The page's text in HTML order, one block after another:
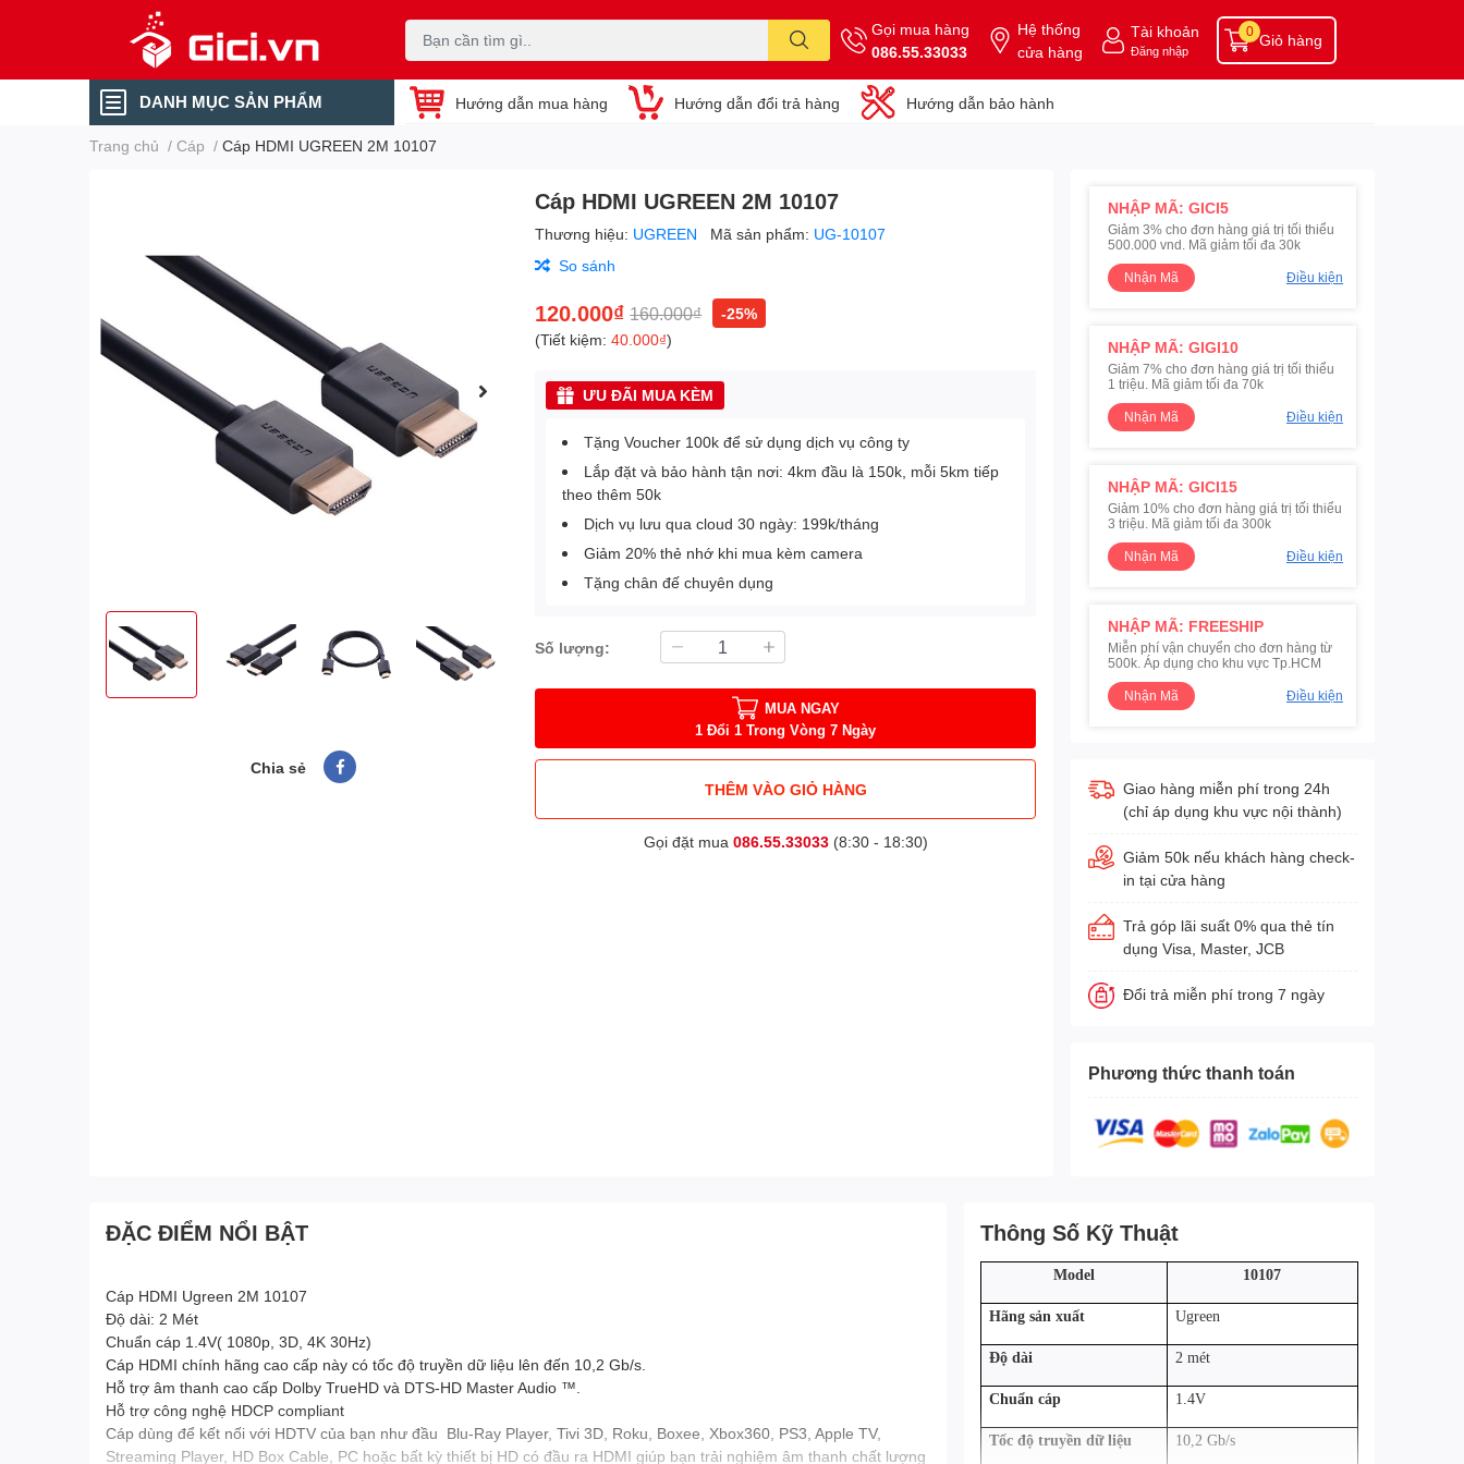
Gọi mua hàng
086.55.33033
Hệ thống
cửa hàng
Tài khoản
Đăng nhập
Giỏ hàng
0
DANH MỤC SẢN PHẨM Hướng dẫn mua hàng Hướng dẫn đổi trả hàng Hướng dẫn bảo hành
Trang chủ / Cáp / Cáp HDMI UGREEN 2M 10107
Chia sẻ
Cáp HDMI UGREEN 2M 10107
Thương hiệu: UGREEN Mã sản phẩm: UG-10107
So sánh
120.000₫ 160.000₫
-25%
(Tiết kiệm:40.000₫)
ƯU ĐÃI MUA KÈM
Tặng Voucher 100k để sử dụng dịch vụ công ty
Lắp đặt và bảo hành tận nơi: 4km đầu là 150k, mỗi 5km tiếp
theo thêm 50k
Dịch vụ lưu qua cloud 30 ngày: 199k/tháng
Giảm 20% thẻ nhớ khi mua kèm camera
Tặng chân đế chuyên dụng
Số lượng:
MUA NGAY
1 Đổi 1 Trong Vòng 7 Ngày
THÊM VÀO GIỎ HÀNG
Gọi đặt mua 086.55.33033(8:30 - 18:30)
NHẬP MÃ: GICI5
Giảm 3% cho đơn hàng giá trị tối thiểu
500.000 vnd. Mã giảm tối đa 30k
Nhận Mã
Điều kiện
NHẬP MÃ: GIGI10
Giảm 7% cho đơn hàng giá trị tối thiểu
1 triệu. Mã giảm tối đa 70k
Nhận Mã
Điều kiện
NHẬP MÃ: GICI15
Giảm 10% cho đơn hàng giá trị tối thiểu
3 triệu. Mã giảm tối đa 300k
Nhận Mã
Điều kiện
NHẬP MÃ: FREESHIP
Miễn phí vận chuyển cho đơn hàng từ
500k. Áp dụng cho khu vực Tp.HCM
Nhận Mã
Điều kiện
Giao hàng miễn phí trong 24h
(chỉ áp dụng khu vực nội thành)
Giảm 50k nếu khách hàng check-
in tại cửa hàng
Trả góp lãi suất 0% qua thẻ tín
dụng Visa, Master, JCB
Đổi trả miễn phí trong 7 ngày
Phương thức thanh toán
ĐẶC ĐIỂM NỔI BẬT
Cáp HDMI Ugreen 2M 10107
Độ dài: 2 Mét
Chuẩn cáp 1.4V( 1080p, 3D, 4K 30Hz)
Cáp HDMI chính hãng cao cấp này có tốc độ truyền dữ liệu lên đến 10,2 Gb/s.
Hỗ trợ âm thanh cao cấp Dolby TrueHD và DTS-HD Master Audio ™.
Hỗ trợ công nghệ HDCP compliant
Cáp dùng để kết nối với HDTV của bạn như đầu Blu-Ray Player, Tivi 3D, Roku, Boxee, Xbox360, PS3, Apple TV,
Streaming Player, HD Box Cable, PC hoặc bất kỳ thiết bị HD có đầu ra HDMI giúp bạn trải nghiệm âm thanh chất lượng
Thông Số Kỹ Thuật
Model 10107
Hãng sản xuất Ugreen
Độ dài 2 mét
Chuẩn cáp 1.4V
Tốc độ truyền dữ liệu 10,2 Gb/s